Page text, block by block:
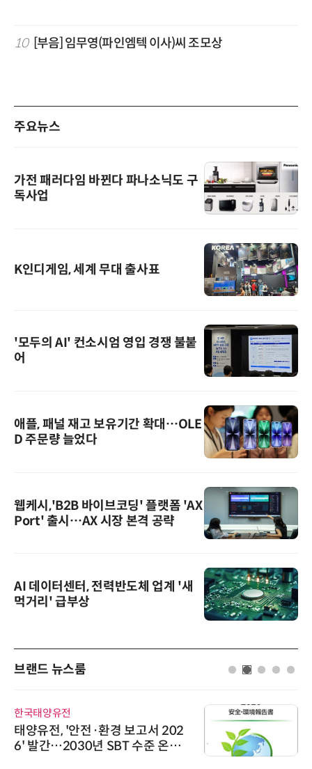
10 [부음] 임무영(파인엠텍 이사)씨 조모상
주요뉴스
가전 패러다임 바뀐다 파나소닉도 구
독사업
K인디게임, 세계 무대 출사표
'모두의 AI' 컨소시엄 영입 경쟁 불붙
어
애플, 패널 재고 보유기간 확대…OLE
D 주문량 늘었다
웹케시,'B2B 바이브코딩' 플랫폼 'AX
Port' 출시…AX 시장 본격 공략
AI 데이터센터, 전력반도체 업계 '새
먹거리' 급부상
브랜드 뉴스룸
한국태양유전
태양유전, '안전·환경 보고서 202
6' 발간…2030년 SBT 수준 온실